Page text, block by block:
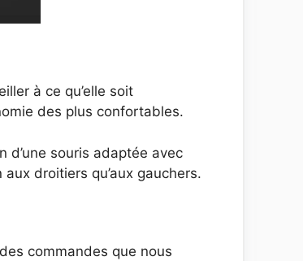
à ce qu’elle soit
des plus confortables.
d’une souris adaptée avec
droitiers qu’aux gauchers.
commandes que nous